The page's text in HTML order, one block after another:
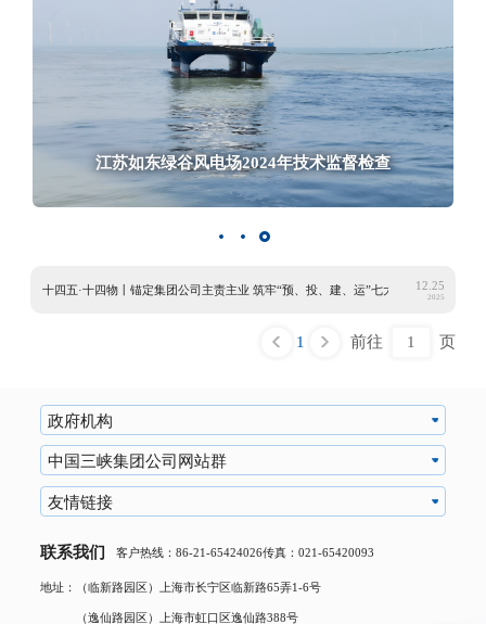
金沙江溪洛渡、 向家坝水电站防汛检查
江、湖南岳阳、江西九江等长江大保护项目建设管
江苏如东绿谷风电场2024年技术监督检查
金沙江溪洛渡、 向家坝水电站防汛检查
重庆綦江、湖南岳阳、江西九江等长江大保护项目建设管
理调研检查
政府机构
中国三峡集团公司网站群
友情链接
联系我们 客户热线：86-21-65424026传真：021-65420093
地址：（临新路园区）上海市长宁区临新路65弄1-6号
（逸仙路园区）上海市虹口区逸仙路388号